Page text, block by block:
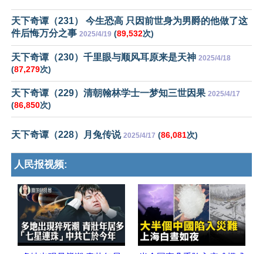
天下奇谭（231） 今生恐高 只因前世身为男爵的他做了这
件后悔万分之事 2025/4/19 (89,532次)
天下奇谭（230）千里眼与顺风耳原来是天神 2025/4/18
(87,279次)
天下奇谭（229）清朝翰林学士一梦知三世因果 2025/4/17
(86,850次)
天下奇谭（228）月兔传说 2025/4/17 (86,081次)
人民报视频: